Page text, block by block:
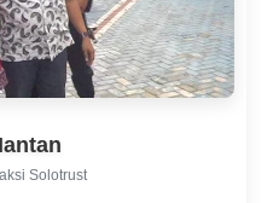
Solotrust